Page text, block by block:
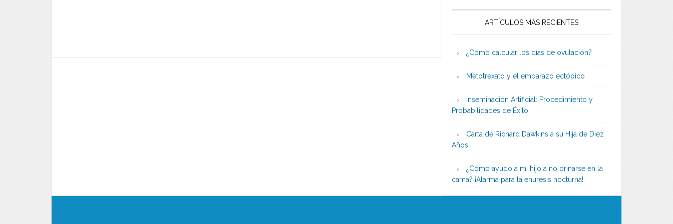
ARTÍCULOS MÁS RECIENTES
¿Cómo calcular los días de ovulación?
Metotrexato y el embarazo ectópico
Inseminación Artificial: Procedimiento y
Probabilidades de Éxito
Carta de Richard Dawkins a su Hija de Diez
Años
¿Cómo ayudo a mi hijo a no orinarse en la
cama? ¡Alarma para la enuresis nocturna!